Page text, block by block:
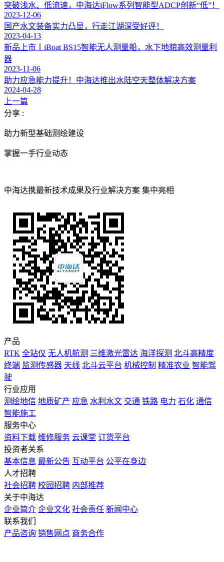
突破浅水、低流速，中海达iFlow系列智能型ADCP创新“低”！
2023-12-06
国产水文装备实力凸显，行走江湖深受好评！
2023-04-13
新品上市丨iBoat BS15智能无人测量船，水下地貌高效测量利
器
2023-11-06
助力应急能力提升！中海达推出水陆空天整体解决方案
2024-04-28
上一篇
分享 :
助力新型基础测绘建设
掌握一手行业动态
中海达携最新技术成果及行业解决方案 集中亮相
产品
RTK 全站仪 无人机航测 三维激光雷达 海洋探测 北斗高精度
终端 监测传感器 天线 北斗云平台 机械控制 精准农业 智能驾
驶
行业应用
测绘地信 地质矿产 应急 水利水文 交通 铁路 电力 石化 通信
智能施工
服务中心
资料下载 维修服务 云课堂 订货平台
投资者关系
基本信息 最新公告 互动平台 公平在身边
人才招聘
社会招聘 校园招聘 内部推荐
关于中海达
企业简介 企业文化 社会责任 新闻中心
联系我们
产品咨询 销售网点 商务合作